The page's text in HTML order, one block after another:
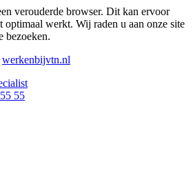
verouderde browser. Dit kan ervoor
optimaal werkt. Wij raden u aan onze site
bezoeken.
werkenbijvtn.nl
55